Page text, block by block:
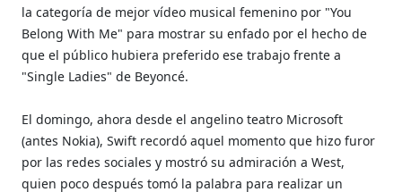
la categoría de mejor vídeo musical femenino por "You
Belong With Me" para mostrar su enfado por el hecho de
que el público hubiera preferido ese trabajo frente a
"Single Ladies" de Beyoncé.
El domingo, ahora desde el angelino teatro Microsoft
(antes Nokia), Swift recordó aquel momento que hizo furor
por las redes sociales y mostró su admiración a West,
quien poco después tomó la palabra para realizar un